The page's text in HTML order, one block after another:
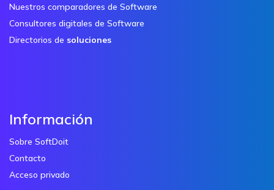
Nuestros comparadores de Software
Consultores digitales de Software
Directorios de soluciones
Información
Sobre SoftDoit
Contacto
Acceso privado